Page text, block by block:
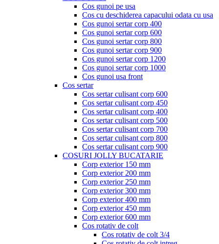
Cos gunoi pe usa
Cos cu deschiderea capacului odata cu usa
Cos gunoi sertar corp 400
Cos gunoi sertar corp 600
Cos gunoi sertar corp 800
Cos gunoi sertar corp 900
Cos gunoi sertar corp 1200
Cos gunoi sertar corp 1000
Cos gunoi usa front
Cos sertar
Cos sertar culisant corp 600
Cos sertar culisant corp 450
Cos sertar culisant corp 400
Cos sertar culisant corp 500
Cos sertar culisant corp 700
Cos sertar culisant corp 800
Cos sertar culisant corp 900
COSURI JOLLY BUCATARIE
Corp exterior 150 mm
Corp exterior 200 mm
Corp exterior 250 mm
Corp exterior 300 mm
Corp exterior 400 mm
Corp exterior 450 mm
Corp exterior 600 mm
Cos rotativ de colt
Cos rotativ de colt 3/4